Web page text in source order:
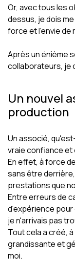
Or, avec tous les
dessus, je dois
force et l'envie de
Après un énième
collaborateurs, je
Un nouvel
production
Un associé,
vraie confiance et
En effet, à force
sans être
prestations que
Entre erreurs de
d'expérience
je n'arrivais pas
Tout cela a créé,
grandissante et
moi.